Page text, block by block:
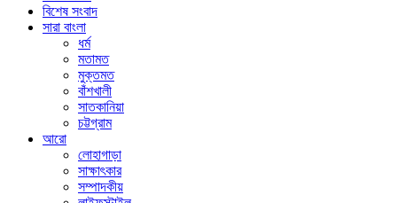
বিশেষ সংবাদ
সারা বাংলা
ধর্ম
মতামত
মুক্তমত
বাঁশখালী
সাতকানিয়া
চট্টগ্রাম
আরো
লোহাগাড়া
সাক্ষাৎকার
সম্পাদকীয়